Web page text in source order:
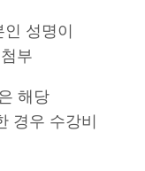
성명이
부
해당
경우 수강비